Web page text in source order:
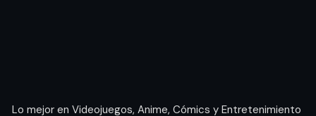
Lo mejor en Videojuegos, Anime, Cómics y Entretenimiento